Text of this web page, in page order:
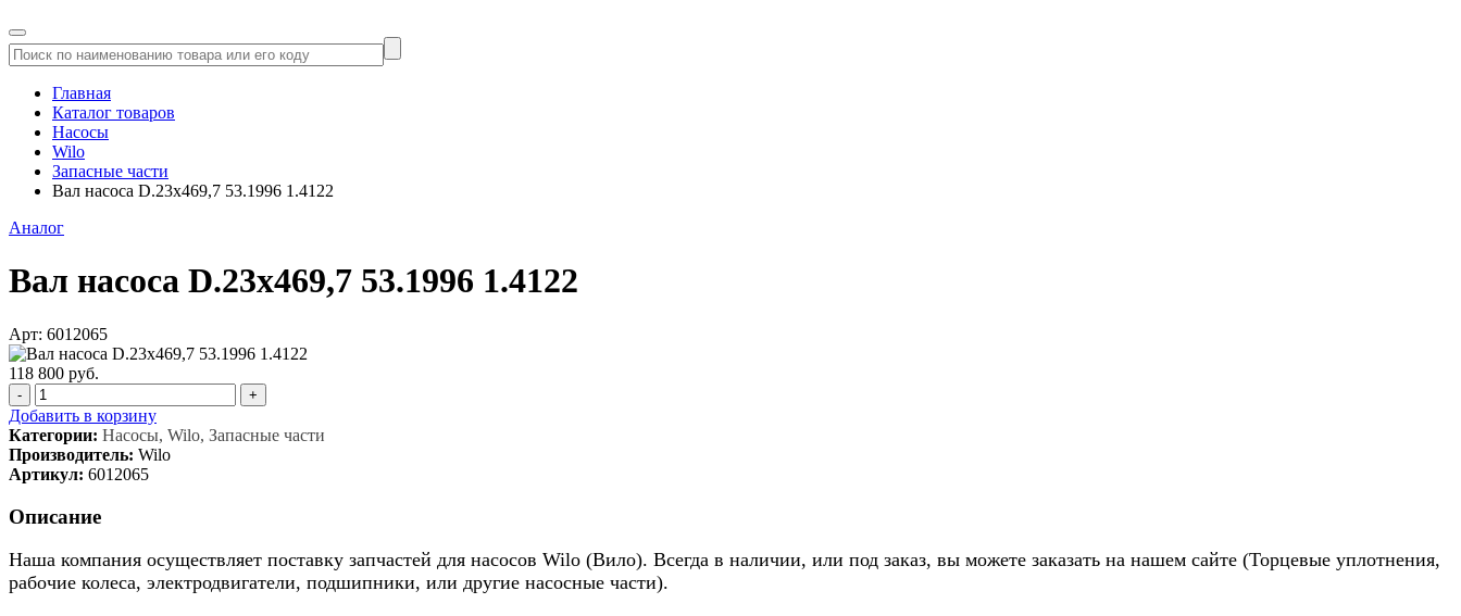
Главная
Каталог товаров
Насосы
Wilo
Запасные части
Вал насоса D.23x469,7 53.1996 1.4122
Аналог
Вал насоса D.23x469,7 53.1996 1.4122
Арт: 6012065
118 800 руб.
- +
Добавить в корзину
Категории: Насосы, Wilo, Запасные части
Производитель: Wilo
Артикул: 6012065
Описание
Наша компания осуществляет поставку запчастей для насосов Wilo (Вило). Всегда в наличии, или под заказ, вы можете заказать на нашем сайте (Торцевые уплотнения,
рабочие колеса, электродвигатели, подшипники, или другие насосные части).